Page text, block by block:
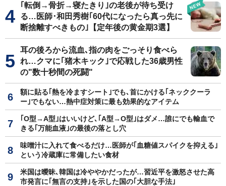
｢転倒→骨折→寝たきり｣の老後が待ち受け
る…医師･和田秀樹｢60代になったら真っ先に
断捨離すべきもの｣【定年後の黄金期3選】
耳の後ろから流血､指の肉をごっそり食べら
れ…クマに｢猪木キック｣で応戦した36歳男性
の"数十秒間の死闘"
額に貼る｢熱を冷ますシート｣でも､首にかける｢ネッククーラ
ー｣でもない…熱中症対策に最も効果的なアイテム
｢O型→A型｣はいいけど､｢A型→O型｣はダメ…誰にでも輸血で
きる｢万能血液｣の最後の落とし穴
味噌汁に入れて食べるだけ…医師が｢血糖値スパイクを抑える｣
という冷蔵庫に常備したい食材
米国は曖昧､韓国は冷ややかだったが…習近平を激怒させた高
市発言に｢無言の支持｣を示した国の｢大胆な手法｣